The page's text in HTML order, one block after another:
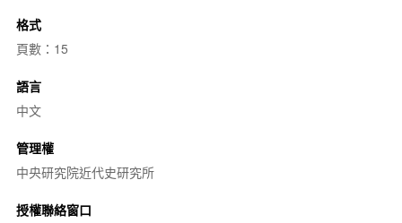
格式
頁數：15
語言
中文
管理權
中央研究院近代史研究所
授權聯絡窗口